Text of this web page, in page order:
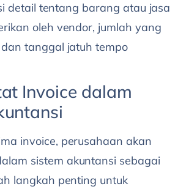
detail tentang barang atau jasa
oleh vendor, jumlah yang
tanggal jatuh tempo
Invoice dalam
invoice, perusahaan akan
sistem akuntansi sebagai
langkah penting untuk